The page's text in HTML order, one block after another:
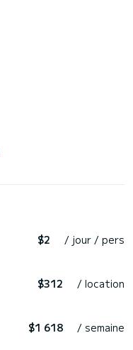
$2 / jour / pers
$312 / location
$1 618 / semaine